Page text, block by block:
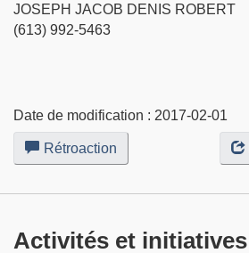
JOSEPH JACOB DENIS ROBERT
(613) 992-5463
Date de modification : 2017-02-01
Rétroaction
ce
Activités et